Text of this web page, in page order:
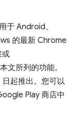
于 Android、
的最新 Chrome
或
文所列的功能。
日起推出。您可以
Play 商店中